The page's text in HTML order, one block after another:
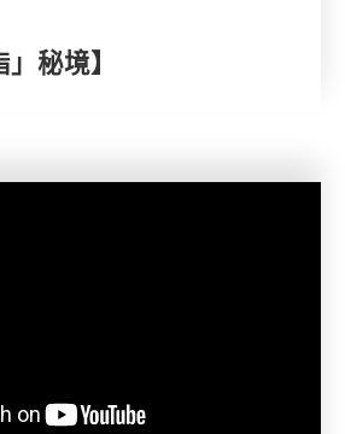
」秘境】